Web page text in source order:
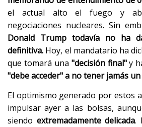
el actual alto el fuego y
negociaciones nucleares. Sin
Donald Trump todavía no ha
definitiva. Hoy, el mandatario ha
que tomará una "decisión final"y
"debe acceder" a no tener jamás
El optimismo generado por estos
impulsar ayer a las bolsas,
siendo extremadamente delicada.